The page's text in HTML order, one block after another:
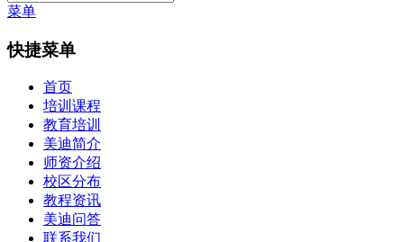
菜单
快捷菜单
首页
培训课程
教育培训
美迪简介
师资介绍
校区分布
教程资讯
美迪问答
联系我们